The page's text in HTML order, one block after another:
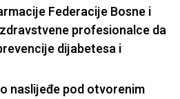
Federacije Bosne i
profesionalce da
dijabetesa i
naslijeđe pod otvorenim